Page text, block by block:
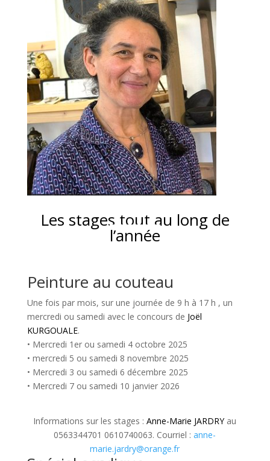
Les stages tout au long de
l’année
Peinture au couteau
Une fois par mois, sur une journée de 9 h à 17 h , un
mercredi ou samedi avec le concours de Joël
KURGOUALE.
• Mercredi 1er ou samedi 4 octobre 2025
• mercredi 5 ou samedi 8 novembre 2025
• Mercredi 3 ou samedi 6 décembre 2025
• Mercredi 7 ou samedi 10 janvier 2026
Informations sur les stages :Anne-Marie JARDRYau
0563344701 0610740063. Courriel :anne-
marie.jardry@orange.fr